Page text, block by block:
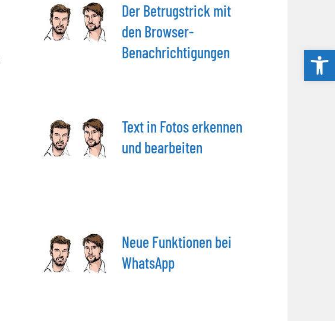
Der Betrugstrick mit
den Browser-
Benachrichtigungen
Text in Fotos erkennen
und bearbeiten
Neue Funktionen bei
WhatsApp